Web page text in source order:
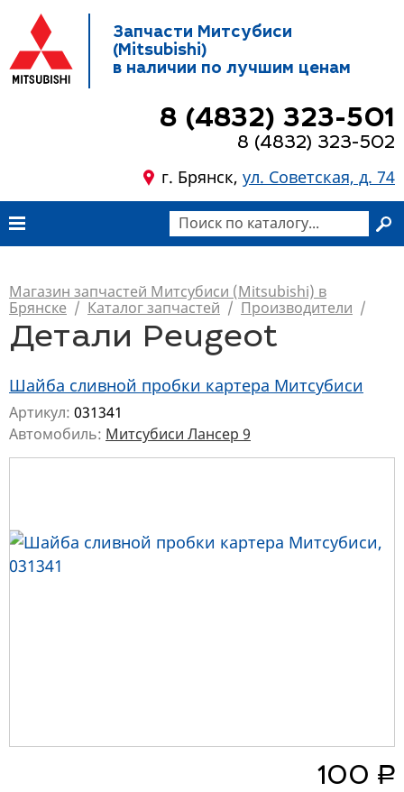
Запчасти Митсубиси
(Mitsubishi)
в наличии по лучшим ценам
8 (4832) 323-501
8 (4832) 323-502
г. Брянск, ул. Советская, д. 74
Магазин запчастей Митсубиси (Mitsubishi) в
Брянске / Каталог запчастей / Производители /
Детали Peugeot
Шайба сливной пробки картера Митсубиси
Артикул: 031341
Автомобиль: Митсубиси Лансер 9
100 руб.